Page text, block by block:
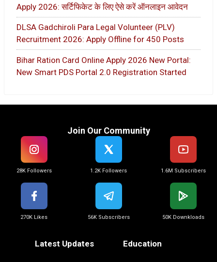
Apply 2026: सर्टिफिकेट के लिए ऐसे करें ऑनलाइन आवेदन
DLSA Gadchiroli Para Legal Volunteer (PLV)
Recruitment 2026: Apply Offline for 450 Posts
Bihar Ration Card Online Apply 2026 New Portal:
New Smart PDS Portal 2.0 Registration Started
Join Our Community
28K Followers 1.2K Followers 1.6M Subscribers
270K Likes 56K Subscribers 50K Downkloads
Latest Updates Education